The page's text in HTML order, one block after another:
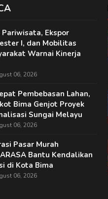
Pariwisata, Ekspor
I, dan Mobilitas
Warnai Kinerja
06, 2026
Pembebasan Lahan,
Bima Genjot Proyek
Sungai Melayu
06, 2026
Pasar Murah
Bantu Kendalikan
di Kota Bima
06, 2026